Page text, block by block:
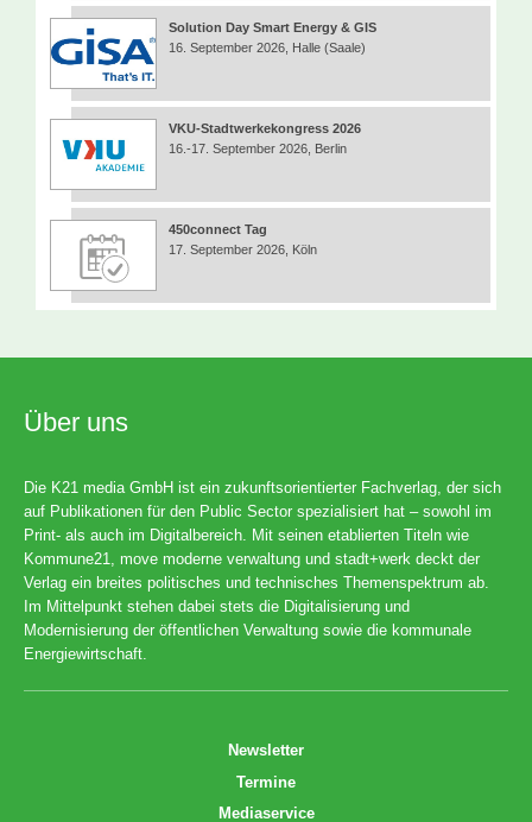
Solution Day Smart Energy & GIS
16. September 2026, Halle (Saale)
VKU-Stadtwerkekongress 2026
16.-17. September 2026, Berlin
450connect Tag
17. September 2026, Köln
Über uns
Die K21 media GmbH ist ein zukunftsorientierter Fachverlag, der sich
auf Publikationen für den Public Sector spezialisiert hat – sowohl im
Print- als auch im Digitalbereich. Mit seinen etablierten Titeln wie
Kommune21, move moderne verwaltung und stadt+werk deckt der
Verlag ein breites politisches und technisches Themenspektrum ab.
Im Mittelpunkt stehen dabei stets die Digitalisierung und
Modernisierung der öffentlichen Verwaltung sowie die kommunale
Energiewirtschaft.
Newsletter
Termine
Mediaservice